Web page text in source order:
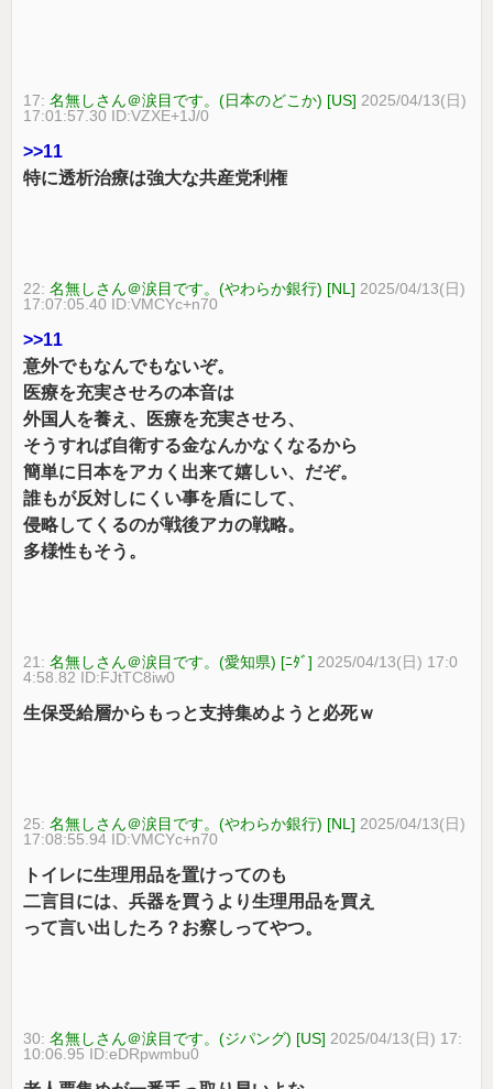
17:名無しさん＠涙目です。(日本のどこか) [US] 2025/04/13(日)
17:01:57.30 ID:VZXE+1J/0
>>11
特に透析治療は強大な共産党利権
22:名無しさん＠涙目です。(やわらか銀行) [NL] 2025/04/13(日)
17:07:05.40 ID:VMCYc+n70
>>11
意外でもなんでもないぞ。
医療を充実させろの本音は
外国人を養え、医療を充実させろ、
そうすれば自衛する金なんかなくなるから
簡単に日本をアカく出来て嬉しい、だぞ。
誰もが反対しにくい事を盾にして、
侵略してくるのが戦後アカの戦略。
多様性もそう。
21:名無しさん＠涙目です。(愛知県) [ﾆﾀﾞ] 2025/04/13(日) 17:0
4:58.82 ID:FJtTC8iw0
生保受給層からもっと支持集めようと必死ｗ
25:名無しさん＠涙目です。(やわらか銀行) [NL] 2025/04/13(日)
17:08:55.94 ID:VMCYc+n70
トイレに生理用品を置けってのも
二言目には、兵器を買うより生理用品を買え
って言い出したろ？お察しってやつ。
30:名無しさん＠涙目です。(ジパング) [US] 2025/04/13(日) 17:
10:06.95 ID:eDRpwmbu0